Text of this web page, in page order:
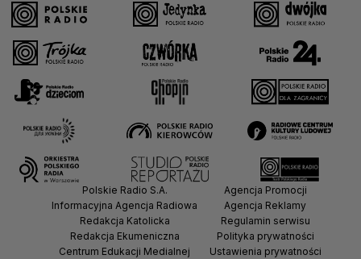
Polskie Radio S.A.
Informacyjna Agencja Radiowa
Redakcja Katolicka
Redakcja Ekumeniczna
Centrum Edukacji Medialnej
Agencja Promocji
Agencja Reklamy
Regulamin serwisu
Polityka prywatności
Ustawienia prywatności